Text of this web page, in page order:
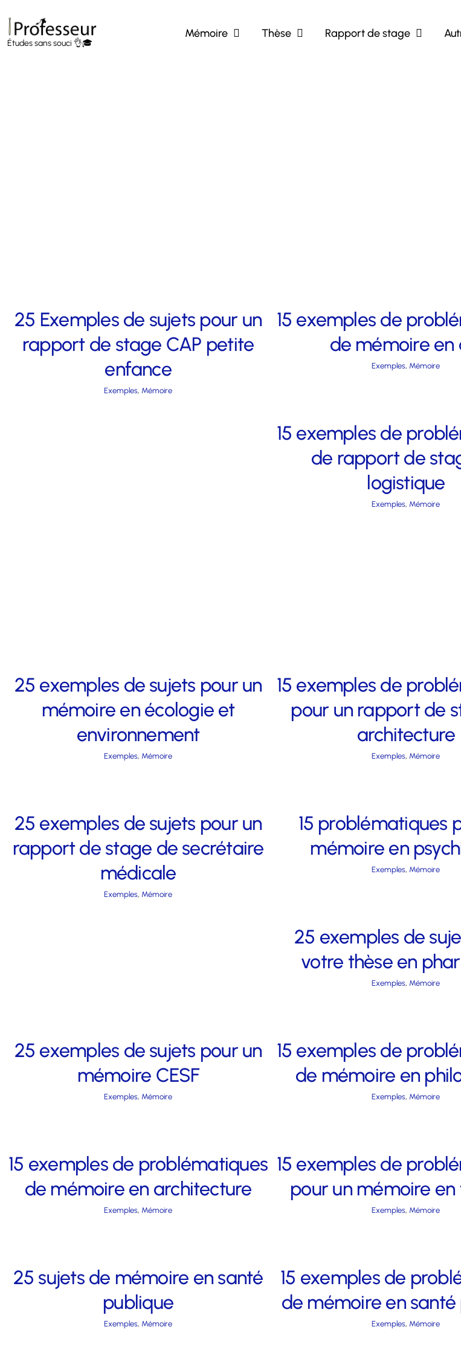
au
contenu
Études sans souci 👌🎓
Mémoire Thèse Rapport de stage
25 Exemples de sujets pour un
rapport de stage CAP petite
enfance
Exemples,Mémoire
15 exemples de
de mémoire en
Exemples,Mémoire
15 exemples de
de rapport de
logistique
Exemples,Mémoire
25 exemples de sujets pour un
mémoire en écologie et
environnement
Exemples,Mémoire
15 exemples de
pour un rapport de
architecture
Exemples,Mémoire
25 exemples de sujets pour un
rapport de stage de secrétaire
médicale
Exemples,Mémoire
15 problématiques
mémoire en
Exemples,Mémoire
25 exemples de
votre thèse en
Exemples,Mémoire
25 exemples de sujets pour un
mémoire CESF
Exemples,Mémoire
15 exemples de
de mémoire en
Exemples,Mémoire
15 exemples de problématiques
de mémoire en architecture
Exemples,Mémoire
15 exemples de
pour un mémoire en
Exemples,Mémoire
25 sujets de mémoire en santé
publique
Exemples,Mémoire
15 exemples de
de mémoire en
Exemples,Mémoire